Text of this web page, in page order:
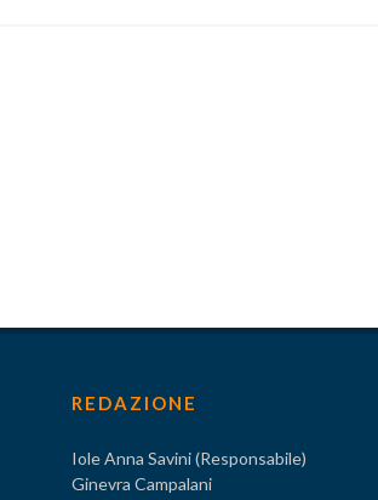
REDAZIONE
Iole Anna Savini (Responsabile)
Ginevra Campalani